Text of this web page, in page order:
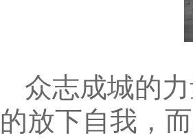
众志成城的
的放下自我，